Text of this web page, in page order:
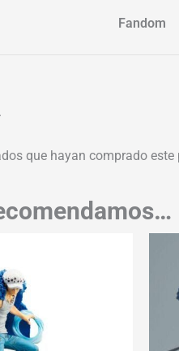
Fandom
que hayan comprado